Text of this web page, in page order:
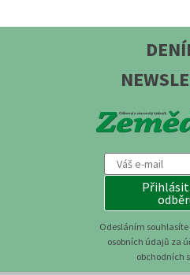
Přihlásit
Odesláním
osobních údajů za
obchodních